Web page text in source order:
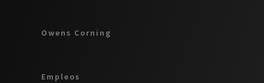
Owens Corning
Empleos